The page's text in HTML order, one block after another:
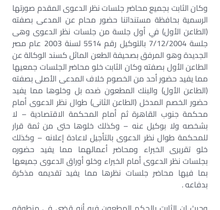
وكان الثابت بجميع محاضر جلسات نظر الدعوى المقدم صورتها
الرسمية بحافظة مستنداتنا حضور محام عن المدعى بصفته
(الطاعن الأول) في أول جلسة من جلسات نظر الدعوى وهى
جلسة 7/12/2004 بالتوكيل رقم 5514 لسنة 2003 عام مصر
الجديدة وهو المرفق بصحيفة الطعن الماثل كسند الوكالة عن
الطاعن الأول بصفته وكان الثابت خلو محاضر الجلسات جمعيها
مما يفيد حضور أحد من الخصوم خلاف المدعى الأصلى بصفته
(الطاعن الأول) والبنك المطعون ضده بل وخلوها مما يفيد
حضور الخصم المدخل (الطاعن الثانى) طوال نظر الدعوى أمام
محكمة جنوب القاهرة ثم أمام المحكمة الاقتصادية – لا
بشخصه ولا بوكيل عنه – وكذلك خلوها حتى من ثمة قرار
للمحكمة طوال نظر الدعوى بالتأجيل لاعادة إعلانه – وكذلك
خلو تقريرى الخبراء ومحاضر أعمالهما مما يفيد حضوره
بجلسات نظر الدعوى أمام الخبراء وخلو أوراق الدعوى جميعها
بما فيها محاضر جلسات نظرها مما يفيد تقديمه مذكرة
بدفاعه .